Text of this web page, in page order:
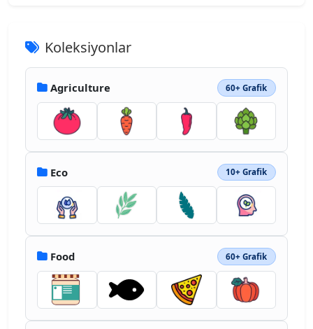
Koleksiyonlar
Agriculture 60+ Grafik
Eco 10+ Grafik
Food 60+ Grafik